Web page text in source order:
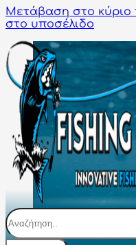
Μετάβαση στο κύριο
στο υποσέλιδο
Αναζήτηση